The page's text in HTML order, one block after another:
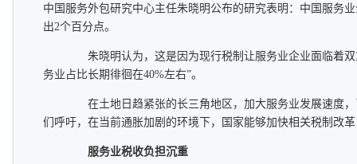
中国服务外包研究中心主任朱晓明公布的研究表明：中国服务
出2个百分点。
朱晓明认为，这是因为现行税制让服务业企业面临着双
务业占比长期徘徊在40%左右”。
在土地日趋紧张的长三角地区，加大服务业发展速度，
们呼吁，在当前通胀加剧的环境下，国家能够加快相关税制改
服务业税收负担沉重